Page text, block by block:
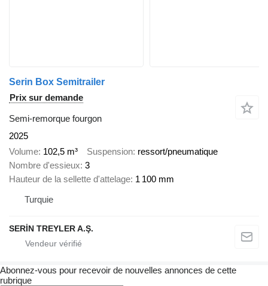
Serin Box Semitrailer
Prix sur demande
Semi-remorque fourgon
2025
Volume 102,5 m³ Suspension ressort/pneumatique
Nombre d'essieux 3
Hauteur de la sellette d'attelage 1 100 mm
Turquie
SERİN TREYLER A.Ş.
Abonnez-vous pour recevoir de nouvelles annonces de cette
rubrique